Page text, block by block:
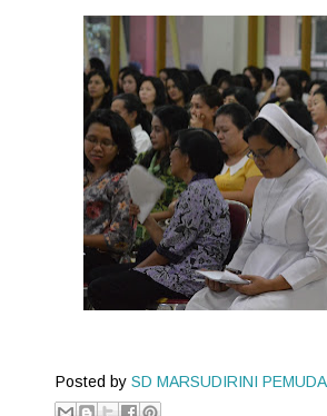
Posted by SD MARSUDIRINI PEMUDA